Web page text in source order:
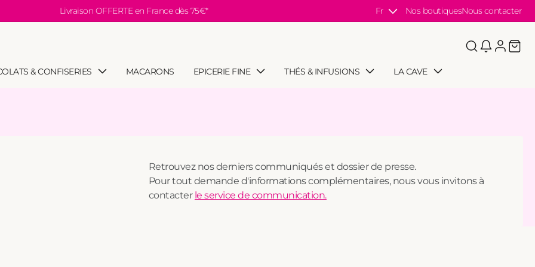
Livraison OFFERTE en France dès 75€* Evènement spécial ? Laissez nous vous guider
Langue
Fr Nos boutiquesNous contacter
Panier
& CONFISERIES MACARONS EPICERIE FINE THÉS & INFUSIONS LA CAVE
Retrouvez nos derniers communiqués et dossier de presse.
Pour tout demande d'informations complémentaires, nous vous invitons à
contacter le service de communication.